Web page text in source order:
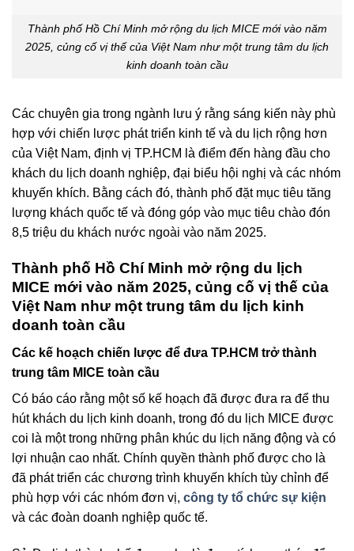
Thành phố Hồ Chí Minh mở rộng du lịch MICE mới vào năm
2025, củng cố vị thế của Việt Nam như một trung tâm du lịch
kinh doanh toàn cầu
Các chuyên gia trong ngành lưu ý rằng sáng kiến ​​này phù
hợp với chiến lược phát triển kinh tế và du lịch rộng hơn
của Việt Nam, định vị TP.HCM là điểm đến hàng đầu cho
khách du lịch doanh nghiệp, đại biểu hội nghị và các nhóm
khuyến khích. Bằng cách đó, thành phố đặt mục tiêu tăng
lượng khách quốc tế và đóng góp vào mục tiêu chào đón
8,5 triệu du khách nước ngoài vào năm 2025.
Thành phố Hồ Chí Minh mở rộng du lịch
MICE mới vào năm 2025, củng cố vị thế của
Việt Nam như một trung tâm du lịch kinh
doanh toàn cầu
Các kế hoạch chiến lược để đưa TP.HCM trở thành
trung tâm MICE toàn cầu
Có báo cáo rằng một số kế hoạch đã được đưa ra để thu
hút khách du lịch kinh doanh, trong đó du lịch MICE được
coi là một trong những phân khúc du lịch năng động và có
lợi nhuận cao nhất. Chính quyền thành phố được cho là
đã phát triển các chương trình khuyến khích tùy chỉnh để
phù hợp với các nhóm đơn vị, công ty tổ chức sự kiện
và các đoàn doanh nghiệp quốc tế.